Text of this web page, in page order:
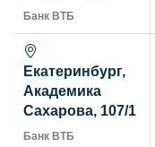
Банк ВТБ
Екатеринбург,
Академика
Сахарова, 107/1
Банк ВТБ